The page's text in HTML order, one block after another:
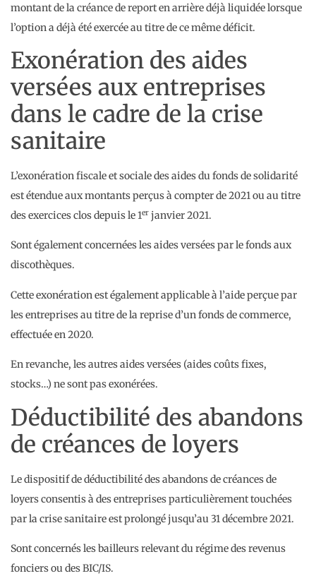
montant de la créance de report en arrière déjà liquidée lorsque
l’option a déjà été exercée au titre de ce même déficit.
Exonération des aides
versées aux entreprises
dans le cadre de la crise
sanitaire
L’exonération fiscale et sociale des aides du fonds de solidarité
est étendue aux montants perçus à compter de 2021 ou au titre
des exercices clos depuis le 1er janvier 2021.
Sont également concernées les aides versées par le fonds aux
discothèques.
Cette exonération est également applicable à l’aide perçue par
les entreprises au titre de la reprise d’un fonds de commerce,
effectuée en 2020.
En revanche, les autres aides versées (aides coûts fixes,
stocks…) ne sont pas exonérées.
Déductibilité des abandons
de créances de loyers
Le dispositif de déductibilité des abandons de créances de
loyers consentis à des entreprises particulièrement touchées
par la crise sanitaire est prolongé jusqu’au 31 décembre 2021.
Sont concernés les bailleurs relevant du régime des revenus
fonciers ou des BIC/IS.